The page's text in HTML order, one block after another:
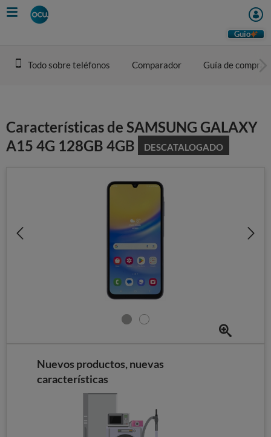
Skip
to
Guio
Todo sobre teléfonos Comparador Guía de compra
Características de SAMSUNG GALAXY
A15 4G 128GB 4GB
DESCATALOGADO
Nuevos productos, nuevas
características